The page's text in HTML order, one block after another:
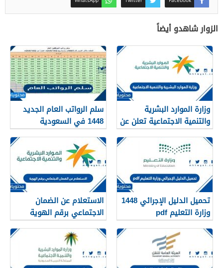
الزوار شاهدو أيضاً
وزارة الموارد البشرية
والتنمية الاجتماعية تعلن عن
تفعيل نظام الضمان
الاجتماعي المطور والجديد
1448
سلم الرواتب العام الجديد
1448 في السعودية
تحميل الدليل الإجرائي 1448
وزارة التعليم pdf
الاستعلام عن الضمان
الاجتماعي برقم الهوية
1448